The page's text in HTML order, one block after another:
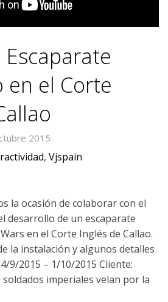
en el Corte
2015
, Vjspain
la ocasión de colaborar con el
desarrollo de un escaparate
en el Corte Inglés de Callao.
la instalación y algunos detalles
9/2015 – 1/10/2015 Cliente:
imperiales velan por la